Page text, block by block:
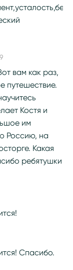
вам как раз,
путешествие.
Костя и
им
Россию, на
Какая
ребятушки
Спасибо.